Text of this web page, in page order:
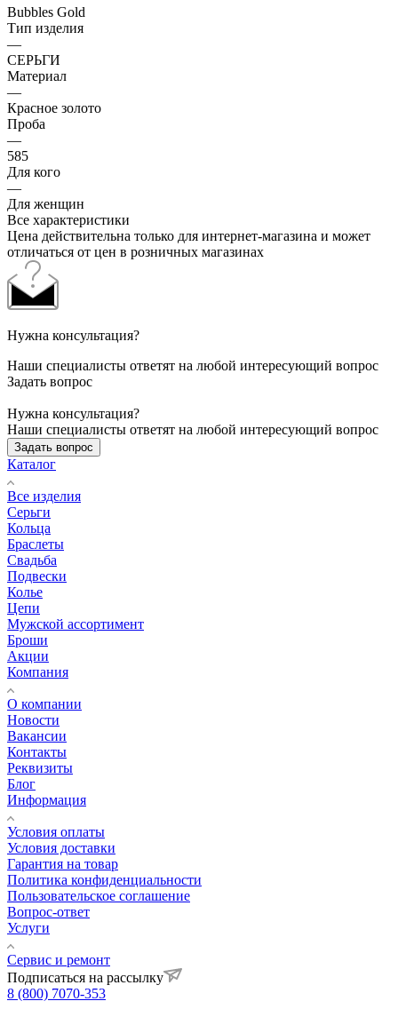
Bubbles Gold
Тип изделия
—
СЕРЬГИ
Материал
—
Красное золото
Проба
—
585
Для кого
—
Для женщин
Все характеристики
Цена действительна только для интернет-магазина и может
отличаться от цен в розничных магазинах
Нужна консультация?
Наши специалисты ответят на любой интересующий вопрос
Задать вопрос
Нужна консультация?
Наши специалисты ответят на любой интересующий вопрос
Задать вопрос
Каталог
Все изделия
Серьги
Кольца
Браслеты
Свадьба
Подвески
Колье
Цепи
Мужской ассортимент
Броши
Акции
Компания
О компании
Новости
Вакансии
Контакты
Реквизиты
Блог
Информация
Условия оплаты
Условия доставки
Гарантия на товар
Политика конфиденциальности
Пользовательское соглашение
Вопрос-ответ
Услуги
Сервис и ремонт
Подписаться на рассылку
8 (800) 7070-353